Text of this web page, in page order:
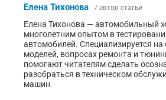
Елена Тихонова / автор статьи
Елена Тихонова — автомобильный
многолетним опытом в
автомобилей. Специализируется
моделей, вопросах ремонта и
помогают читателям сделать
разобраться в техническом
машин.